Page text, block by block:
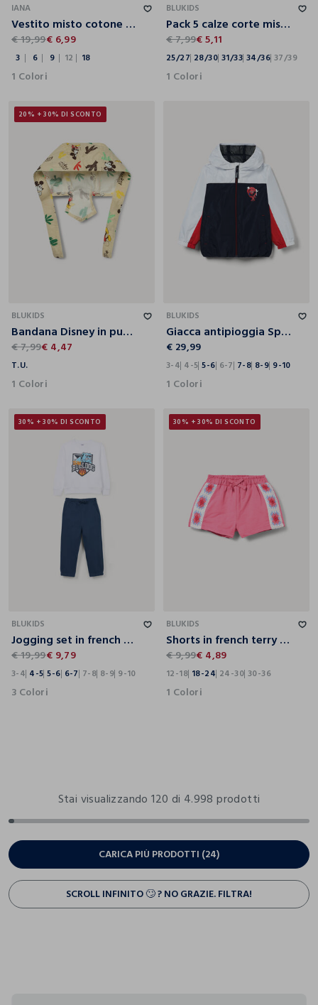
IANA
Vestito misto cotone a righe IANA
€ 19,99€ 6,99
3 6 9 12 18
1 Colori
BLUKIDS
Pack 5 calze corte misto cotone
€ 7,99€ 5,11
25/27 28/30 31/33 34/36 37/39
1 Colori
20% + 30% DI SCONTO
BLUKIDS
Bandana Disney in puro cotone
€ 7,99€ 4,47
T.U.
1 Colori
BLUKIDS
Giacca antipioggia Spider Man con cappuccio bambino
€ 29,99
3-4 4-5 5-6 6-7 7-8 8-9 9-10
1 Colori
30% + 30% DI SCONTO
BLUKIDS
Jogging set in french terry di puro cotone bambino
€ 19,99€ 9,79
3-4 4-5 5-6 6-7 7-8 8-9 9-10
3 Colori
30% + 30% DI SCONTO
BLUKIDS
Shorts in french terry di puro cotone bimba
€ 9,99€ 4,89
12-18 18-24 24-30 30-36
1 Colori
Stai visualizzando 120 di 4.998 prodotti
CARICA PIÙ PRODOTTI (24)
SCROLL INFINITO 🙄 ? NO GRAZIE. FILTRA!